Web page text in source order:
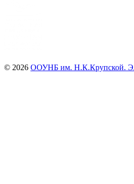
© 2026 ООУНБ им. Н.К.Крупской.